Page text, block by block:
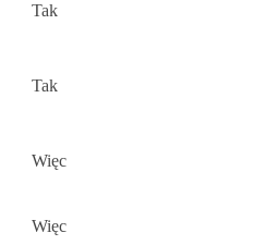
Tak
Tak
Więc
Więc